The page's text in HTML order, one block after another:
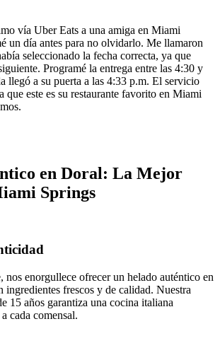
vía Uber Eats a una amiga en Miami
un día antes para no olvidarlo. Me llamaron
seleccionado la fecha correcta, ya que
Programé la entrega entre las 4:30 y
llegó a su puerta a las 4:33 p.m. El servicio
que este es su restaurante favorito en Miami
en Doral: La Mejor
Springs
nos enorgullece ofrecer un helado auténtico en
ingredientes frescos y de calidad. Nuestra
15 años garantiza una cocina italiana
cada comensal.